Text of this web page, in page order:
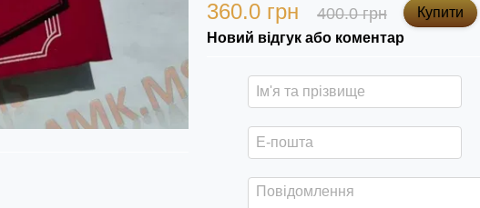
360.0 грн 400.0 грн
Купити
Новий відгук або коментар